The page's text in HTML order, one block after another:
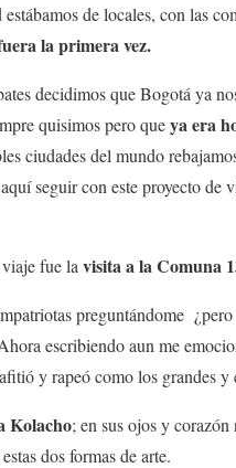
de locales, con las
la primera vez.
decidimos que Bogotá ya
quisimos pero queya era
ciudades del mundo
seguir con este proyecto de
fue la visita a la Comuna
preguntándome
escribiendo aun me
y rapeó como los grandes
Kolacho; en sus ojos y
dos formas de arte.